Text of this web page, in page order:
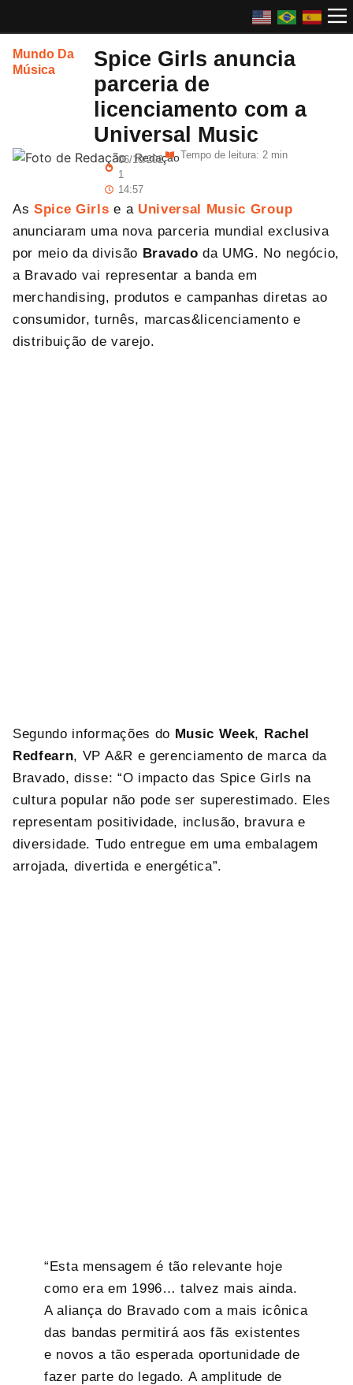
Mundo Da
Música
Spice Girls anuncia
parceria de
licenciamento com a
Universal Music
Redação
06/10/202
1
14:57
Tempo de leitura: 2 min
AsSpice Girls e a Universal Music Group
anunciaram uma nova parceria mundial exclusiva
por meio da divisão Bravado da UMG. No negócio,
a Bravado vai representar a banda em
merchandising, produtos e campanhas diretas ao
consumidor, turnês, marcas&licenciamento e
distribuição de varejo.
Segundo informações do Music Week, Rachel
Redfearn, VP A&R e gerenciamento de marca da
Bravado, disse: “O impacto das Spice Girls na
cultura popular não pode ser superestimado. Eles
representam positividade, inclusão, bravura e
diversidade. Tudo entregue em uma embalagem
arrojada, divertida e energética”.
“Esta mensagem é tão relevante hoje
como era em 1996… talvez mais ainda.
A aliança do Bravado com a mais icônica
das bandas permitirá aos fãs existentes
e novos a tão esperada oportunidade de
fazer parte do legado. A amplitude de